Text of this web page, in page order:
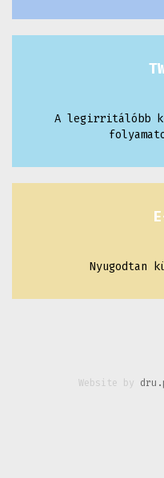
A legirritálóbb
Nyugodtan
Website by